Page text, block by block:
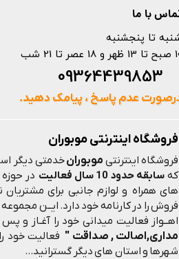
فروشگاه اینترنتی موبوران
فروشگاه اینترنتی موبورانخدمتی دیگر
که سابقه حدود 10 سال فعالیت
در
های همراه و لوازم جانبی برای
فروش را در کارنامه خود دارد. ایــن
اهــواز فعالیت میدانی خود را آغـاز و پس
مداری,اصالت , صداقت " فعالیت خود
شهرها و استان های دیگر گسترانید...
با ما
تا پنجشنبه
تا 21 شب
عدم پاسخ ، پیامک دهید.